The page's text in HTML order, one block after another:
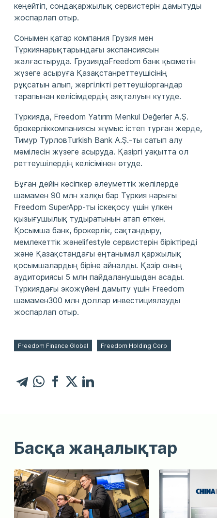
кеңейтіп, сондақаржылық сервистерін дамытуды
жоспарлап отыр.
Сонымен қатар компания Грузия мен
Түркиянарықтарындағы экспансиясын
жалғастыруда. ГрузиядаFreedom банк қызметін
жүзеге асыруға Қазақстанреттеушісінің
рұқсатын алып, жергілікті реттеушіоргандар
тарапынан келісімдердің аяқталуын күтуде.
Түркияда, Freedom Yatırım Menkul Değerler A.Ş.
брокерліккомпаниясы жұмыс істеп тұрған жерде,
Тимур ТурловTurkish Bank A.Ş.-ты сатып алу
мәмілесін жүзеге асыруда. Қазіргі уақытта ол
реттеушілердің келісімінен өтуде.
Бұған дейін кәсіпкер әлеуметтік желілерде
шамамен 90 млн халқы бар Түркия нарығы
Freedom SuperApp-ты іскеқосу үшін үлкен
қызығушылық тудыратынын атап өткен.
Қосымша банк, брокерлік, сақтандыру,
мемлекеттік жәнеlifestyle сервистерін біріктіреді
және Қазақстандағы еңтанымал қаржылық
қосымшалардың біріне айналды. Қазір оның
аудиториясы 5 млн пайдаланушыдан асады.
Түркиядағы экожүйені дамыту үшін Freedom
шамамен300 млн доллар инвестициялауды
жоспарлап отыр.
Freedom Finance Global Freedom Holding Corp
Басқа жаңалықтар